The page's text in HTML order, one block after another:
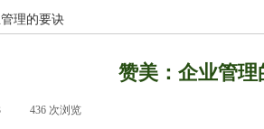
理的要诀
赞美：企业管理
436 次浏览